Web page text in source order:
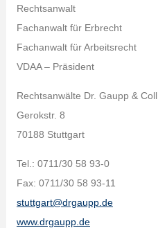
Rechtsanwalt
Fachanwalt für Erbrecht
Fachanwalt für Arbeitsrecht
VDAA – Präsident
Rechtsanwälte Dr. Gaupp & Coll
Gerokstr. 8
70188 Stuttgart
Tel.: 0711/30 58 93-0
Fax: 0711/30 58 93-11
stuttgart@drgaupp.de
www.drgaupp.de